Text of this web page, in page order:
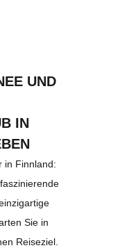
UND
IN
in Finnland:
Sie in
Reiseziel.